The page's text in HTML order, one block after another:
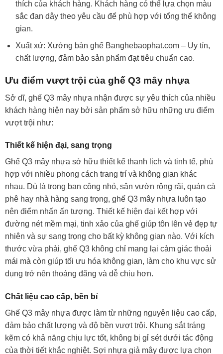
thích của khách hàng. Khách hàng có thể lựa chọn màu
sắc đan dây theo yêu cầu để phù hợp với tổng thể không
gian.
Xuất xứ: Xưởng bàn ghế Banghebaophat.com – Uy tín,
chất lượng, đảm bảo sản phẩm đạt tiêu chuẩn cao.
Ưu điểm vượt trội của ghế Q3 mây nhựa
Sở dĩ, ghế Q3 mây nhựa nhận được sự yêu thích của nhiều
khách hàng hiện nay bởi sản phẩm sở hữu những ưu điểm
vượt trội như:
Thiết kế hiện đại, sang trọng
Ghế Q3 mây nhựa sở hữu thiết kế thanh lịch và tinh tế, phù
hợp với nhiều phong cách trang trí và không gian khác
nhau. Dù là trong ban công nhỏ, sân vườn rộng rãi, quán cà
phê hay nhà hàng sang trọng, ghế Q3 mây nhựa luôn tạo
nên điểm nhấn ấn tượng. Thiết kế hiện đại kết hợp với
đường nét mềm mại, tinh xảo của ghế giúp tôn lên vẻ đẹp tự
nhiên và sự sang trọng cho bất kỳ không gian nào. Với kích
thước vừa phải, ghế Q3 không chỉ mang lại cảm giác thoải
mái mà còn giúp tối ưu hóa không gian, làm cho khu vực sử
dụng trở nên thoáng đãng và dễ chịu hơn.
Chất liệu cao cấp, bền bỉ
Ghế Q3 mây nhựa được làm từ những nguyên liệu cao cấp,
đảm bảo chất lượng và độ bền vượt trội. Khung sắt tráng
kẽm có khả năng chịu lực tốt, không bị gỉ sét dưới tác động
của thời tiết khắc nghiệt. Sợi nhựa giả mây được lựa chọn